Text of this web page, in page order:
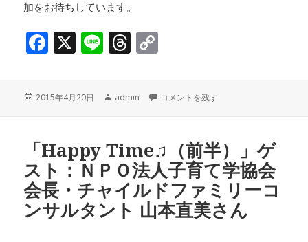
加をお待ちしています。
F
c
e
o
o
k
X Li
e
T
r
e
d
s
y
n
k
投
2015年4月20日
作
admin 「Happy Time♫（後半）」ゲスト：
コメントを残す
「Happy Time♫（前半）」ゲ
スト：ＮＰＯ法人子育て学協会
会長・チャイルドファミリーコ
ンサルタント 山本直美さん